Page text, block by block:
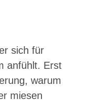
sich für
anfühlt. Erst
warum
miesen